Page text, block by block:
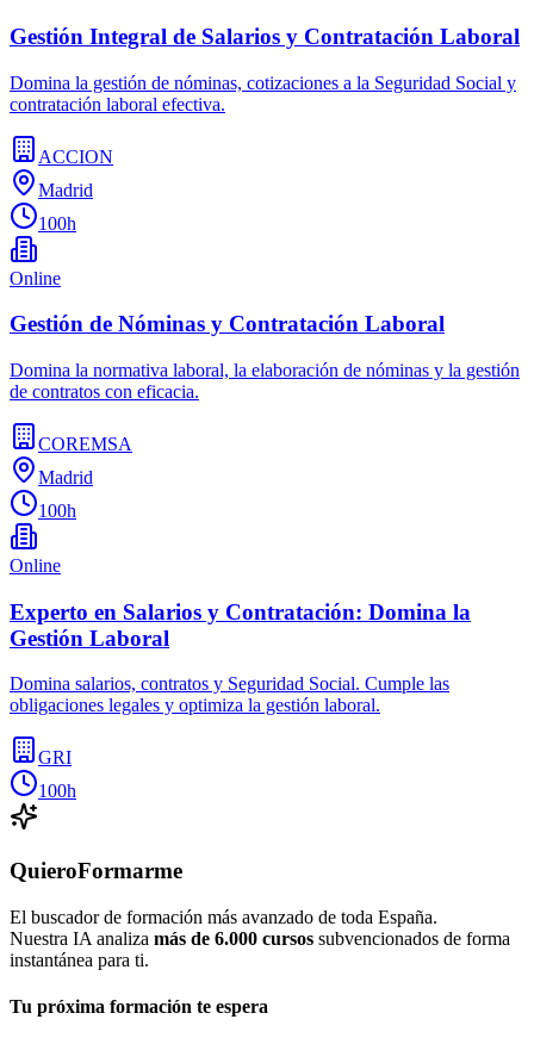
Gestión Integral de Salarios y Contratación Laboral
Domina la gestión de nóminas, cotizaciones a la Seguridad Social y
contratación laboral efectiva.
ACCION
Madrid
100h
Online
Gestión de Nóminas y Contratación Laboral
Domina la normativa laboral, la elaboración de nóminas y la gestión
de contratos con eficacia.
COREMSA
Madrid
100h
Online
Experto en Salarios y Contratación: Domina la
Gestión Laboral
Domina salarios, contratos y Seguridad Social. Cumple las
obligaciones legales y optimiza la gestión laboral.
GRI
100h
QuieroFormarme
El buscador de formación más avanzado de toda España.
Nuestra IA analiza más de 6.000 cursos subvencionados de forma
instantánea para ti.
Tu próxima formación te espera